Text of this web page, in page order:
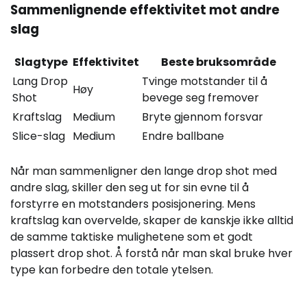
Sammenlignende effektivitet mot andre
slag
Slagtype Effektivitet
Beste bruksområde
Lang Drop
Shot
Høy
Tvinge motstander til å
bevege seg fremover
Kraftslag
Medium
Bryte gjennom forsvar
Slice-slag Medium Endre ballbane
Når man sammenligner den lange drop shot med
andre slag, skiller den seg ut for sin evne til å
forstyrre en motstanders posisjonering. Mens
kraftslag kan overvelde, skaper de kanskje ikke alltid
de samme taktiske mulighetene som et godt
plassert drop shot. Å forstå når man skal bruke hver
type kan forbedre den totale ytelsen.